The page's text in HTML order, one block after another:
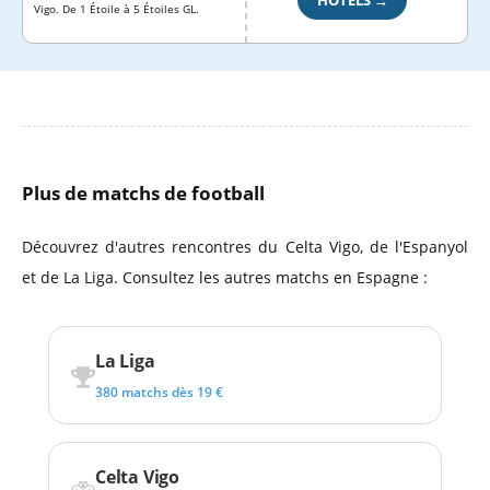
Vigo. De 1 Étoile à 5 Étoiles GL.
Plus de matchs de football
Découvrez d'autres rencontres du Celta Vigo, de l'Espanyol
et de La Liga. Consultez les autres matchs en Espagne :
La Liga
380 matchs dès 19 €
Celta Vigo